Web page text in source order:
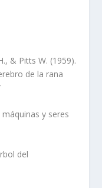
& Pitts W. (1959).
de la rana
y seres
del